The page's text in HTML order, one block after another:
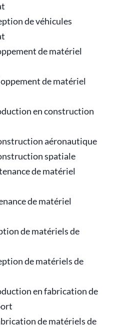
de véhicules
de matériel
de matériel
en construction
aéronautique
spatiale
de matériel
de matériel
de matériels de
de matériels de
en fabrication de
de matériels de